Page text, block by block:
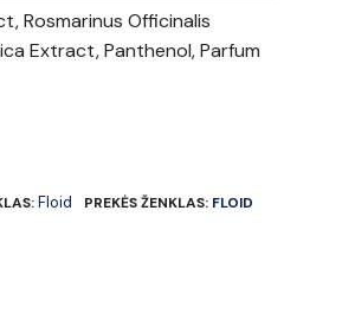
Rosmarinus Officinalis
Extract, Panthenol, Parfum
Floid PREKĖS ŽENKLAS: FLOID